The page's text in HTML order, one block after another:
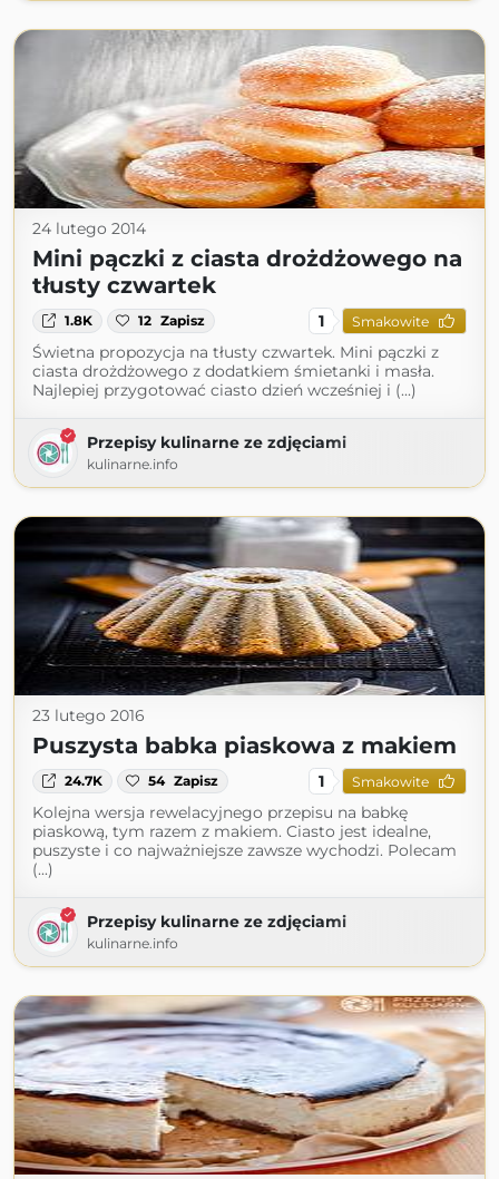
24 lutego 2014
Mini pączki z ciasta drożdżowego na
tłusty czwartek
1.8K 12 Zapisz 1 Smakowite
Świetna propozycja na tłusty czwartek. Mini pączki z
ciasta drożdżowego z dodatkiem śmietanki i masła.
Najlepiej przygotować ciasto dzień wcześniej i (...)
Przepisy kulinarne ze zdjęciami
kulinarne.info
23 lutego 2016
Puszysta babka piaskowa z makiem
24.7K 54 Zapisz 1 Smakowite
Kolejna wersja rewelacyjnego przepisu na babkę
piaskową, tym razem z makiem. Ciasto jest idealne,
puszyste i co najważniejsze zawsze wychodzi. Polecam
(...)
Przepisy kulinarne ze zdjęciami
kulinarne.info